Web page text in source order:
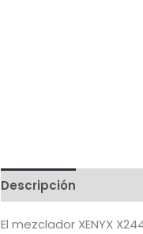
Descripción
El mezclador XENYX